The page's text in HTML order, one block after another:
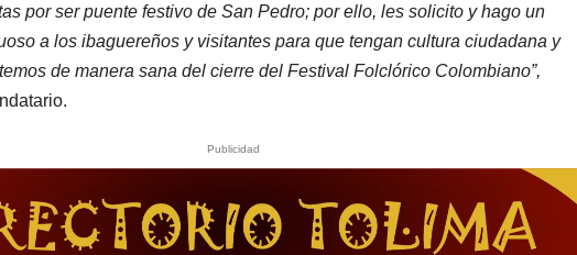
por ser puente festivo de San Pedro; por ello, les solicito y hago un
a los ibaguereños y visitantes para que tengan cultura ciudadana y
de manera sana del cierre del Festival Folclórico Colombiano”,
Publicidad